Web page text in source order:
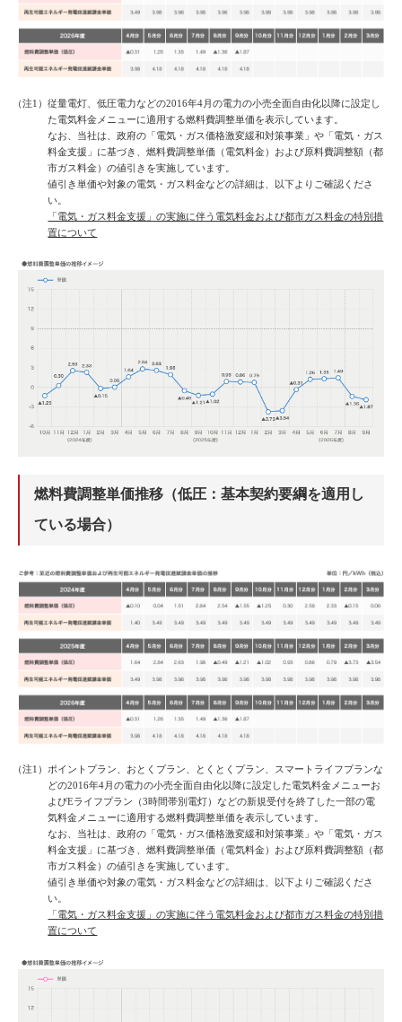
（注1）従量電灯、低圧電力などの2016年4月の電力の小売全面自由化以降に設定し
た電気料金メニューに適用する燃料費調整単価を表示しています。
なお、当社は、政府の「電気・ガス価格激変緩和対策事業」や「電気・ガス
料金支援」に基づき、燃料費調整単価（電気料金）および原料費調整額（都
市ガス料金）の値引きを実施しています。
値引き単価や対象の電気・ガス料金などの詳細は、以下よりご確認くださ
い。
「電気・ガス料金支援」の実施に伴う電気料金および都市ガス料金の特別措
置について
燃料費調整単価推移（低圧：基本契約要綱を適用し
ている場合）
（注1）ポイントプラン、おとくプラン、とくとくプラン、スマートライフプランな
どの2016年4月の電力の小売全面自由化以降に設定した電気料金メニューお
よびEライフプラン（3時間帯別電灯）などの新規受付を終了した一部の電
気料金メニューに適用する燃料費調整単価を表示しています。
なお、当社は、政府の「電気・ガス価格激変緩和対策事業」や「電気・ガス
料金支援」に基づき、燃料費調整単価（電気料金）および原料費調整額（都
市ガス料金）の値引きを実施しています。
値引き単価や対象の電気・ガス料金などの詳細は、以下よりご確認くださ
い。
「電気・ガス料金支援」の実施に伴う電気料金および都市ガス料金の特別措
置について